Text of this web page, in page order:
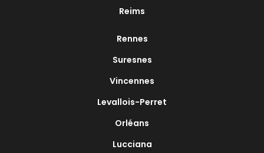
Reims
Rennes
Suresnes
Vincennes
Levallois-Perret
Orléans
Lucciana